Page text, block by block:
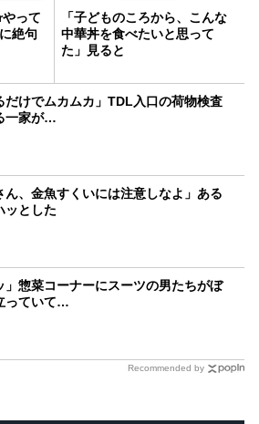
って
絶句
「子どものころから、こんな
中華丼を食べたいと思って
た」見ると
だけでムカムカ」TDL入口の荷物検査
一家が…
ん、金魚すくいには注意しなよ」ある
ッとした
」惣菜コーナーにスーツの男たちがぼ
っていて…
Recommended by